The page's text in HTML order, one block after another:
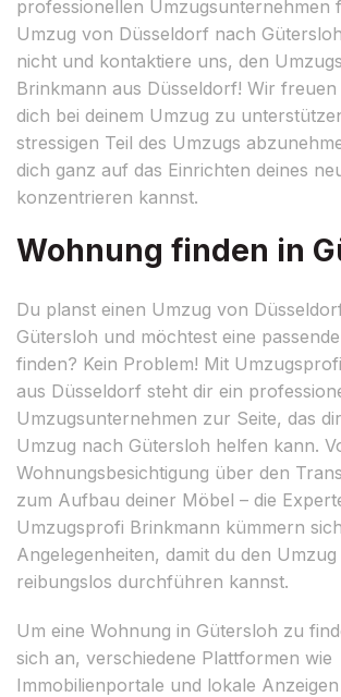
professionellen Umzugsunternehmen
Umzug von Düsseldorf nach
nicht und kontaktiere uns, den
Brinkmann aus Düsseldorf! Wir
dich bei deinem Umzug zu
stressigen Teil des Umzugs
dich ganz auf das Einrichten deines
konzentrieren kannst.
Wohnung finden in
Du planst einen Umzug von
Gütersloh und möchtest eine
finden? Kein Problem! Mit
aus Düsseldorf steht dir ein
Umzugsunternehmen zur Seite, das
Umzug nach Gütersloh helfen kann.
Wohnungsbesichtigung über den
zum Aufbau deiner Möbel – die
Umzugsprofi Brinkmann kümmern
Angelegenheiten, damit du den
reibungslos durchführen kannst.
Um eine Wohnung in Gütersloh zu
sich an, verschiedene Plattformen wie
Immobilienportale und lokale